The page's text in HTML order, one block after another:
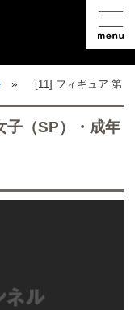
» [11] フィギュア 第
子（SP）・成年